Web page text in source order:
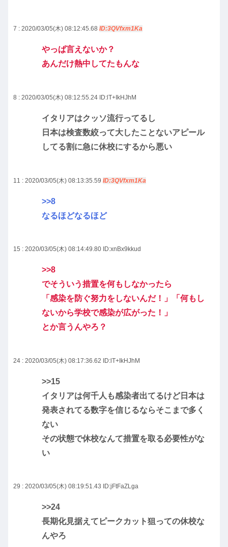
7 : 2020/03/05(木) 08:12:45.68 ID:3QVfxm1Ka
やっぱ言えないか？
あんだけ熱中してたもんな
8 : 2020/03/05(木) 08:12:55.24 ID:lT+IkHJhM
イタリアはクッソ流行ってるし
日本は検査数絞って大したことないアピール
してる割に急に休校にするから悪い
11 : 2020/03/05(木) 08:13:35.59 ID:3QVfxm1Ka
>>8
なるほどなるほど
15 : 2020/03/05(木) 08:14:49.80 ID:xnBx9kkud
>>8
でそういう措置を何もしなかったら
「感染を防ぐ努力をしないんだ！」「何もし
ないから学校で感染が広がった！」
とか言うんやろ？
24 : 2020/03/05(木) 08:17:36.62 ID:lT+IkHJhM
>>15
イタリアは何千人も感染者出てるけど日本は
発表されてる数字を信じるならそこまで多く
ない
その状態で休校なんて措置を取る必要性がな
い
29 : 2020/03/05(木) 08:19:51.43 ID:jFtFaZLga
>>24
長期化見据えてピークカット狙っての休校な
んやろ